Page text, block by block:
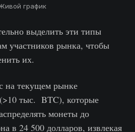
график
выделить эти типы
участников рынка, чтобы
их.
на текущем рынке
тыс. BTC), которые
монеты до
в 24 500 долларов, извлекая